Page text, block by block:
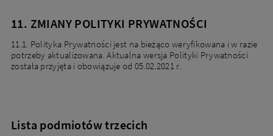
11. ZMIANY POLITYKI PRYWATNOŚCI
11.1. Polityka Prywatności jest na bieżąco weryfikowana i w razie
potrzeby aktualizowana. Aktualna wersja Polityki Prywatności
została przyjęta i obowiązuje od 05.02.2021 r.
Lista podmiotów trzecich
Masz już usługi od Netii? Sprawdź ofertę dla obecnych
klientów
obecnych